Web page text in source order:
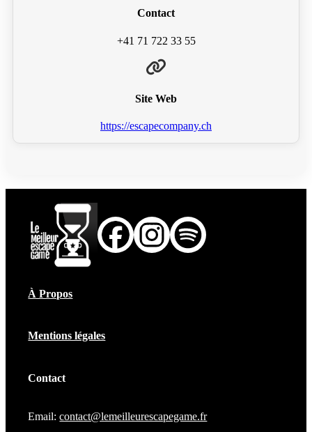
Contact
+41 71 722 33 55
Site Web
https://escapecompany.ch
À Propos
Mentions légales
Contact
Email:contact@lemeilleurescapegame.fr